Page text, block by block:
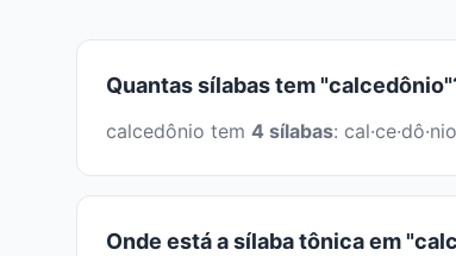
Quantas sílabas tem
calcedônio tem 4 sílabas:
Onde está a sílaba tônica em